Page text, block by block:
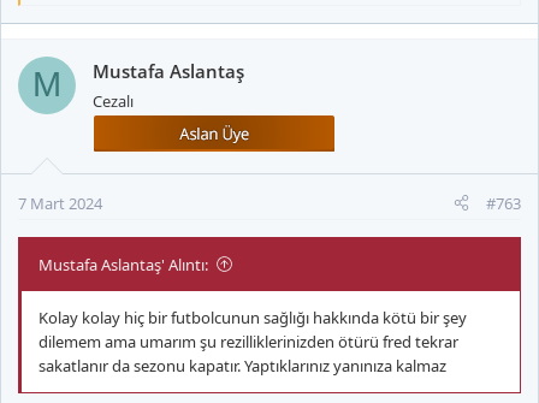
k
l
M Mustafa Aslantaş
Cezalı
7 Mart 2024 #763
Mustafa Aslantaş' Alıntı:
Kolay kolay hiç bir futbolcunun sağlığı hakkında kötü bir şey
dilemem ama umarım şu rezilliklerinizden ötürü fred tekrar
sakatlanır da sezonu kapatır. Yaptıklarınız yanınıza kalmaz